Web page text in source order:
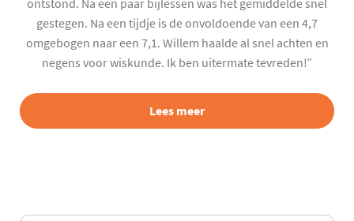
ontstond. Na een paar bijlessen was het gemiddelde snel
gestegen. Na een tijdje is de onvoldoende van een 4,7
omgebogen naar een 7,1. Willem haalde al snel achten en
negens voor wiskunde. Ik ben uitermate tevreden!”
Lees meer